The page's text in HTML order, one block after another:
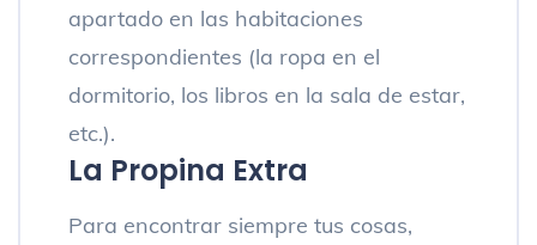
apartado en las habitaciones
correspondientes (la ropa en el
dormitorio, los libros en la sala de estar,
etc.).
La Propina Extra
Para encontrar siempre tus cosas,